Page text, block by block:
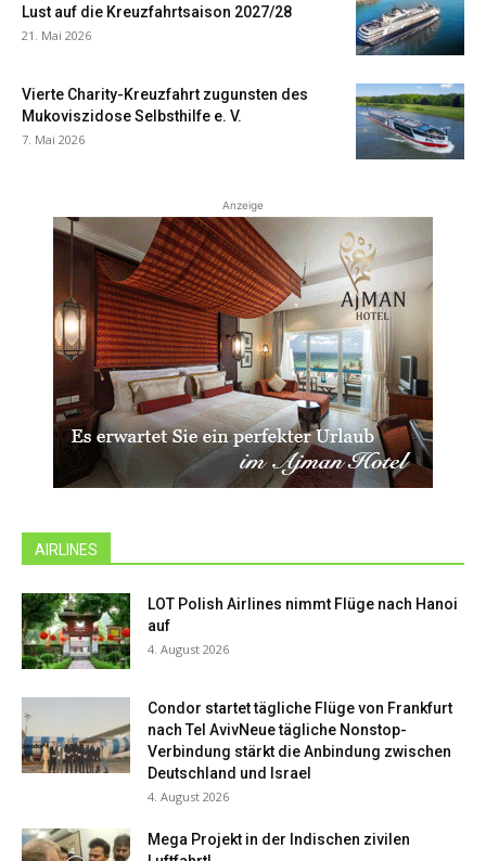
Lust auf die Kreuzfahrtsaison 2027/28
21. Mai 2026
Vierte Charity-Kreuzfahrt zugunsten des
Mukoviszidose Selbsthilfe e. V.
7. Mai 2026
Anzeige
AIRLINES
LOT Polish Airlines nimmt Flüge nach Hanoi
auf
4. August 2026
Condor startet tägliche Flüge von Frankfurt
nach Tel AvivNeue tägliche Nonstop-
Verbindung stärkt die Anbindung zwischen
Deutschland und Israel
4. August 2026
Mega Projekt in der Indischen zivilen